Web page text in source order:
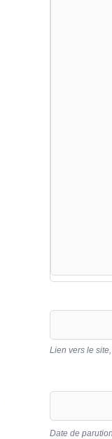
Lien vers le
Date de